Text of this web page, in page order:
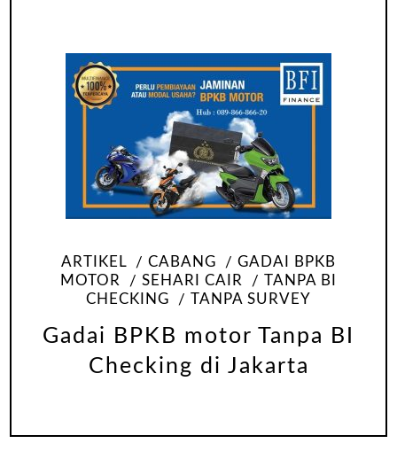
ARTIKEL CABANG
GADAI BPKB
MOTOR
SEHARI CAIR
TANPA BI
CHECKING
TANPA SURVEY
Gadai BPKB motor Tanpa BI
Checking di Jakarta